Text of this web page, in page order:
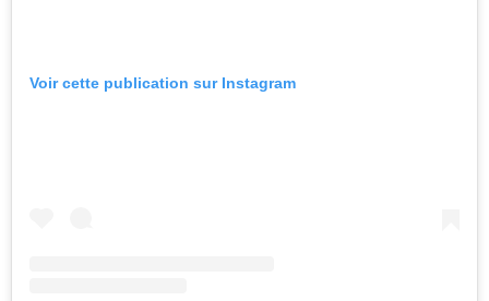
Voir cette publication sur Instagram